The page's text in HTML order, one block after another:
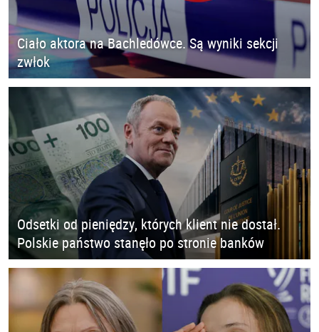
Ciało aktora na Bachledówce. Są wyniki sekcji
zwłok
Odsetki od pieniędzy, których klient nie dostał.
Polskie państwo stanęło po stronie banków